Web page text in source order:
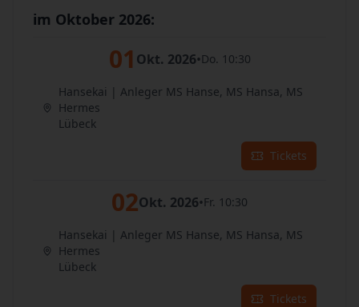
im Oktober 2026:
01 Okt. 2026•Do. 10:30
Hansekai | Anleger MS Hanse, MS Hansa, MS
Hermes
Lübeck
Tickets
02Okt. 2026•Fr. 10:30
Hansekai | Anleger MS Hanse, MS Hansa, MS
Hermes
Lübeck
Tickets